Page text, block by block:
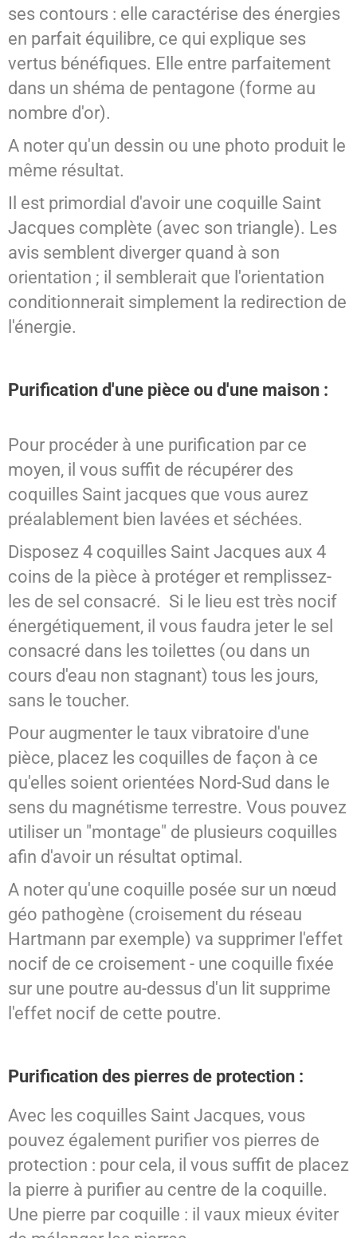
ses contours : elle caractérise des énergies
en parfait équilibre, ce qui explique ses
vertus bénéfiques. Elle entre parfaitement
dans un shéma de pentagone (forme au
nombre d'or).
A noter qu'un dessin ou une photo produit le
même résultat.
Il est primordial d'avoir une coquille Saint
Jacques complète (avec son triangle). Les
avis semblent diverger quand à son
orientation ; il semblerait que l'orientation
conditionnerait simplement la redirection de
l'énergie.
Purification d'une pièce ou d'une maison :
Pour procéder à une purification par ce
moyen, il vous suffit de récupérer des
coquilles Saint jacques que vous aurez
préalablement bien lavées et séchées.
Disposez 4 coquilles Saint Jacques aux 4
coins de la pièce à protéger et remplissez-
les de sel consacré. Si le lieu est très nocif
énergétiquement, il vous faudra jeter le sel
consacré dans les toilettes (ou dans un
cours d'eau non stagnant) tous les jours,
sans le toucher.
Pour augmenter le taux vibratoire d'une
pièce, placez les coquilles de façon à ce
qu'elles soient orientées Nord-Sud dans le
sens du magnétisme terrestre. Vous pouvez
utiliser un "montage" de plusieurs coquilles
afin d'avoir un résultat optimal.
A noter qu'une coquille posée sur un nœud
géo pathogène (croisement du réseau
Hartmann par exemple) va supprimer l'effet
nocif de ce croisement - une coquille fixée
sur une poutre au-dessus d'un lit supprime
l'effet nocif de cette poutre.
Purification des pierres de protection :
Avec les coquilles Saint Jacques, vous
pouvez également purifier vos pierres de
protection : pour cela, il vous suffit de placez
la pierre à purifier au centre de la coquille.
Une pierre par coquille : il vaux mieux éviter